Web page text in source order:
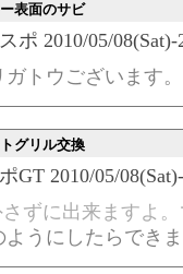
表面のサビ
ポ 2010/05/08(Sat)-
ガトウございます
グリル交換
GT 2010/05/
さずに出来ますよ
ようにしたらでき